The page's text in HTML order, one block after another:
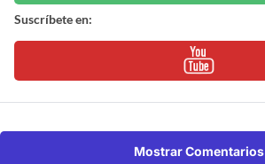
Suscríbete en:
Mostrar Comentarios